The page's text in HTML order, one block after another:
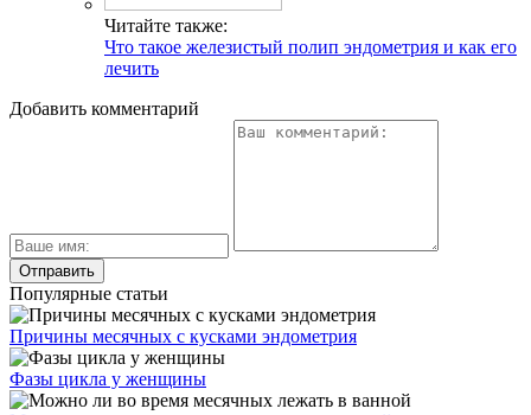
Читайте также:
Что такое железистый полип эндометрия и как его
лечить
Добавить комментарий
Популярные статьи
Причины месячных с кусками эндометрия
Фазы цикла у женщины